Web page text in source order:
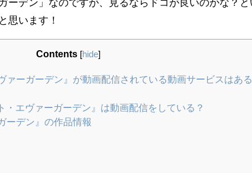
ーデン」なのですが、見るならドコが良いのかな？と
思います！
Contents hide
ァーガーデン』が動画配信されている動画サービスはある
・エヴァーガーデン』は動画配信をしている？
ーデン』の作品情報